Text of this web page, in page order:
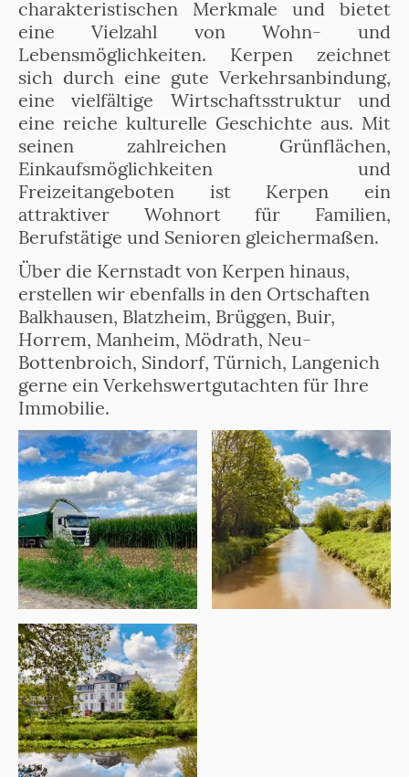
charakteristischen Merkmale und bietet
eine Vielzahl von Wohn- und
Lebensmöglichkeiten. Kerpen zeichnet
sich durch eine gute Verkehrsanbindung,
eine vielfältige Wirtschaftsstruktur und
eine reiche kulturelle Geschichte aus. Mit
seinen zahlreichen Grünflächen,
Einkaufsmöglichkeiten und
Freizeitangeboten ist Kerpen ein
attraktiver Wohnort für Familien,
Berufstätige und Senioren gleichermaßen.
Über die Kernstadt von Kerpen hinaus,
erstellen wir ebenfalls in den Ortschaften
Balkhausen, Blatzheim, Brüggen, Buir,
Horrem, Manheim, Mödrath, Neu-
Bottenbroich, Sindorf, Türnich, Langenich
gerne ein Verkehswertgutachten für Ihre
Immobilie.